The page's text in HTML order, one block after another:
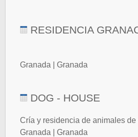
RESIDENCIA
Granada | Granada
DOG - HOUSE
Cría y residencia de animales de
Granada | Granada